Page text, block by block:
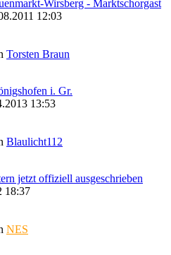
Wirsberg - Marktschorgast
12:03
Torsten Braun
i. Gr.
13:53
Blaulicht112
jetzt offiziell ausgeschrieben
18:37
NES